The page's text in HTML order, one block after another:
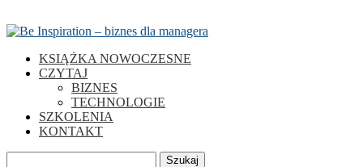
KSIĄŻKA NOWOCZESNE
CZYTAJ
BIZNES
TECHNOLOGIE
SZKOLENIA
KONTAKT
Szukaj